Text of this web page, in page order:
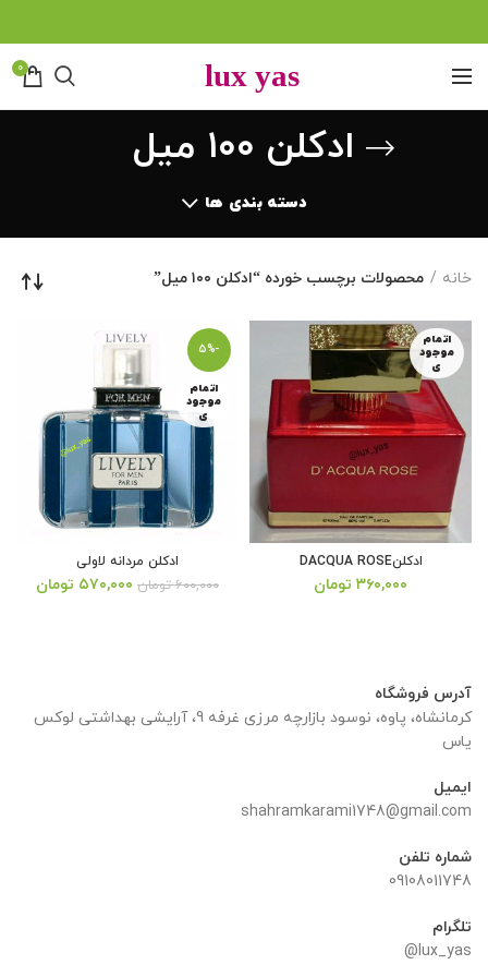
0
ادکلن ۱۰۰ میل
دسته بندی ها
خانه محصولات برچسب خورده “ادکلن ۱۰۰ میل”
اتمام
موجود
ی
ادکلنDACQUA ROSE
۳۶۰,۰۰۰ تومان
-5%
اتمام
موجود
ی
ادکلن مردانه لاولی
۶۰۰,۰۰۰ تومان قیمت
۵۷۰,۰۰۰ تومان
آدرس فروشگاه
کرمانشاه، پاوه، نوسود بازارچه مرزی غرفه 9، آرایشی بهداشتی لوکس
یاس
ایمیل
shahramkarami1748@gmail.com
شماره تلفن
09108011748
تلگرام
lux_yas@